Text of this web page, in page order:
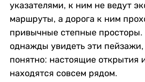
указателями, к ним не ведут
маршруты, а дорога к ним
привычные степные просторы.
однажды увидеть эти пейзажи,
понятно: настоящие открытия
находятся совсем рядом.